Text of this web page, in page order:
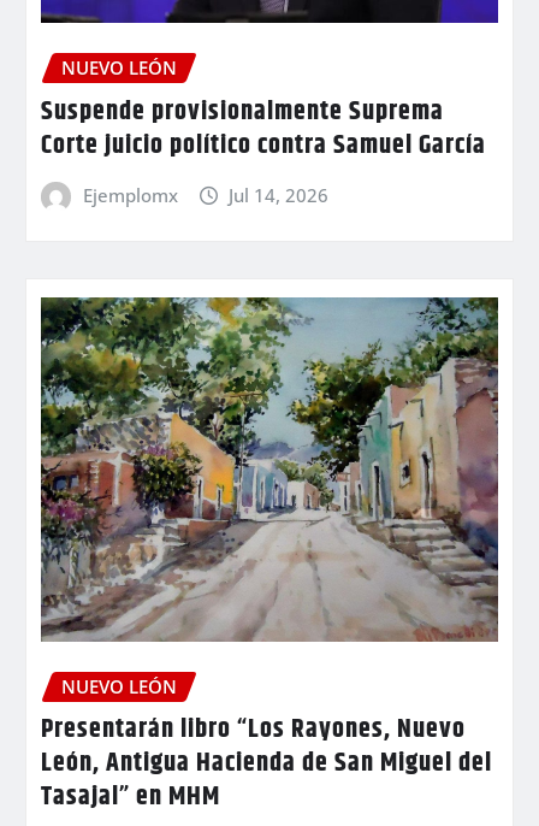
NUEVO LEÓN
Suspende provisionalmente Suprema
Corte juicio político contra Samuel García
Ejemplomx Jul 14, 2026
NUEVO LEÓN
Presentarán libro “Los Rayones, Nuevo
León, Antigua Hacienda de San Miguel del
Tasajal” en MHM